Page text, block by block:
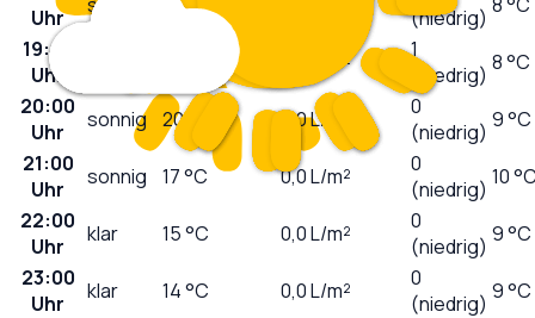
Uhr
(niedrig)
19:00
Uhr
L/m²
1
(niedrig) 8 °C
20:00
Uhr
sonnig 20°C 0,0L/m²
0
(niedrig) 9 °C
21:00
Uhr
sonnig 17°C 0,0L/m²
0
(niedrig) 10
22:00
Uhr
klar 15°C 0,0L/m²
0
(niedrig) 9 °C
23:00
Uhr
klar 14°C 0,0L/m²
0
(niedrig) 9 °C